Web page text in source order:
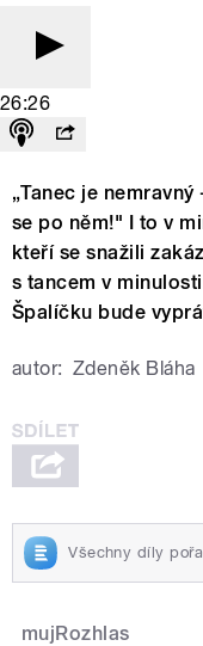
26:26
„Tanec je
se po něm!" I to v
kteří se snažili
s tancem v
Špalíčku bude
autor: Zdeněk Bláha
Všechny díly
mujRozhlas